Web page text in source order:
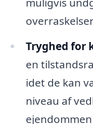
Tryghed for
en
idet de kan
niveau af